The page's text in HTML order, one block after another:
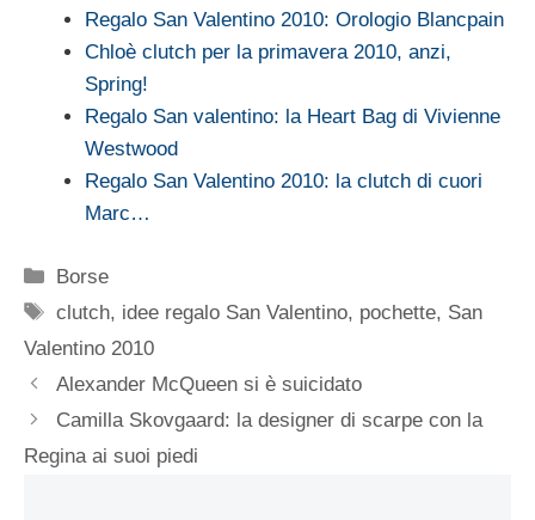
Regalo San Valentino 2010: Orologio Blancpain
Chloè clutch per la primavera 2010, anzi,
Spring!
Regalo San valentino: la Heart Bag di Vivienne
Westwood
Regalo San Valentino 2010: la clutch di cuori
Marc…
Categorie
Borse
Tag
clutch, idee regalo San Valentino, pochette, San
Valentino 2010
Alexander McQueen si è suicidato
Camilla Skovgaard: la designer di scarpe con la
Regina ai suoi piedi